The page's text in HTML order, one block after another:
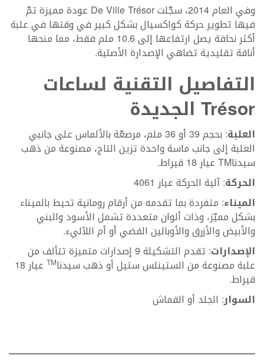
وفي العام 2014، سجّلت De Ville Trésor عودة مميزة تمّ
فيها تطوير حركة كواكسيال بشكل كبير في وقتها في علبة
أكثر نحافة يصل ارتفاعها إلى 10.6 ملم فقط، مما منحها
أناقة تقليدية تضاهي الإصدارة الأصلية.
التفاصيل التقنية لساعات
Trésor الجديدة
العلبة : بحجم 39 أو 36 ملم، مرصعّة بالألماس على جانبي
العلبة إلى جانب ماسة واحدة تزين التاج، مصنوعة من ذهب
سيدناTM عيار 18 قيراط.
الحركة: آلية الحركة عيار 4061
الميناء: متفردة بما تقدمه من أرقام رومانية تحيط بالميناء
بشكل مميّز، وذات ألوان متعددة تشمل الأسود والبني
والأبيض والأزرق والأوبالين الفضي أو أم اللآليء.
الإصدارات
: تقدم التشكيلة 9 إصدارات متميزة تتألف من
علبة مصنوعة من الستينلس ستيل أو ذهب سيدناTM عيار 18
قيراط.
السوار: الجلد أو القماش